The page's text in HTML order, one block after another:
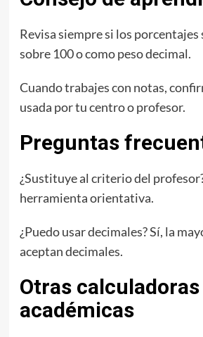
Revisa siempre si los porcentajes
sobre 100 o como peso decimal.
Cuando trabajes con notas,
usada por tu centro o profesor.
Preguntas
¿Sustituye al criterio del
herramienta orientativa.
¿Puedo usar decimales? Sí, la
aceptan decimales.
Otras calculadoras
académicas